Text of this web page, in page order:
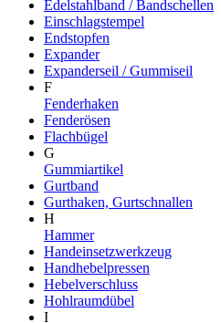
Edelstahlband / Bandschellen
Einschlagstempel
Endstopfen
Expander
Expanderseil / Gummiseil
F
Fenderhaken
Fenderösen
Flachbügel
G
Gummiartikel
Gurtband
Gurthaken, Gurtschnallen
H
Hammer
Handeinsetzwerkzeug
Handhebelpressen
Hebelverschluss
Hohlraumdübel
I